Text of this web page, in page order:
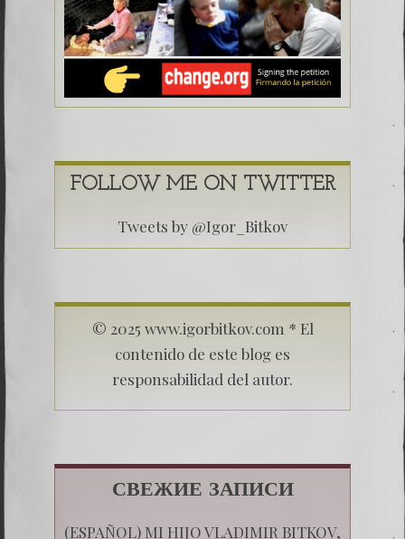
FOLLOW ME ON TWITTER
Tweets by @Igor_Bitkov
© 2025 www.igorbitkov.com * El
contenido de este blog es
responsabilidad del autor.
СВЕЖИЕ ЗАПИСИ
(ESPAÑOL) MI HIJO VLADIMIR BITKOV,